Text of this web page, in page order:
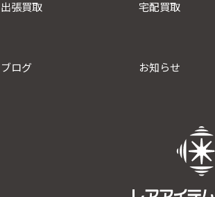
出張買取 宅配買取
ブログ お知らせ